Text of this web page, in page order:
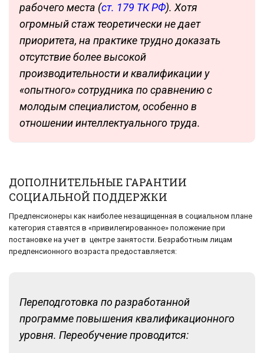
рабочего места (ст. 179 ТК РФ). Хотя
огромный стаж теоретически не дает
приоритета, на практике трудно доказать
отсутствие более высокой
производительности и квалификации у
«опытного» сотрудника по сравнению с
молодым специалистом, особенно в
отношении интеллектуального труда.
ДОПОЛНИТЕЛЬНЫЕ ГАРАНТИИ
СОЦИАЛЬНОЙ ПОДДЕРЖКИ
Предпенсионеры как наиболее незащищенная в социальном плане
категория ставятся в «привилегированное» положение при
постановке на учет в центре занятости. Безработным лицам
предпенсионного возраста предоставляется:
Переподготовка по разработанной
программе повышения квалификационного
уровня. Переобучение проводится: